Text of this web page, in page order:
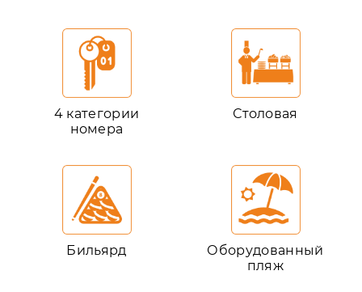
4 категории
номера
Столовая
Бильярд
Оборудованный
пляж